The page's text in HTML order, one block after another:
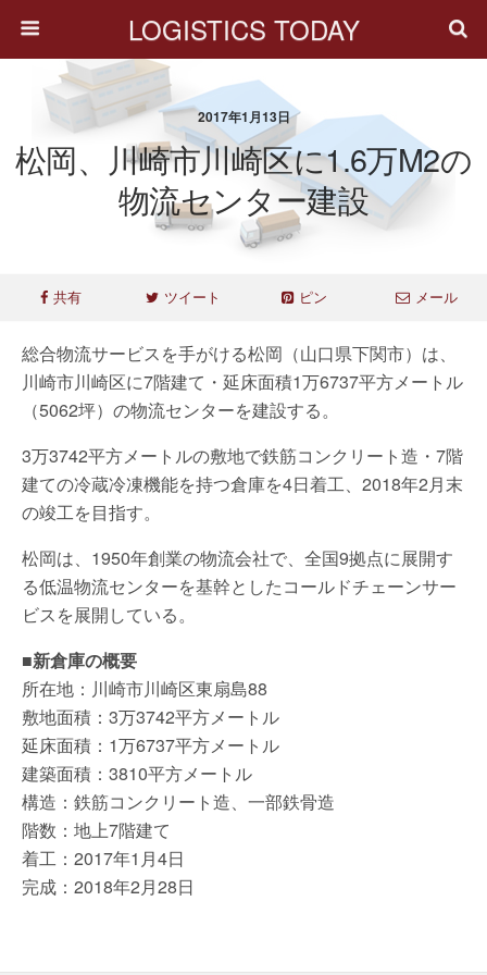
LOGISTICS TODAY
2017年1月13日
松岡、川崎市川崎区に1.6万m2の
物流センター建設
共有 ツイート ピン メール
総合物流サービスを手がける松岡（山口県下関市）は、
川崎市川崎区に7階建て・延床面積1万6737平方メートル
（5062坪）の物流センターを建設する。
3万3742平方メートルの敷地で鉄筋コンクリート造・7階
建ての冷蔵冷凍機能を持つ倉庫を4日着工、2018年2月末
の竣工を目指す。
松岡は、1950年創業の物流会社で、全国9拠点に展開す
る低温物流センターを基幹としたコールドチェーンサー
ビスを展開している。
■新倉庫の概要
所在地：川崎市川崎区東扇島88
敷地面積：3万3742平方メートル
延床面積：1万6737平方メートル
建築面積：3810平方メートル
構造：鉄筋コンクリート造、一部鉄骨造
階数：地上7階建て
着工：2017年1月4日
完成：2018年2月28日